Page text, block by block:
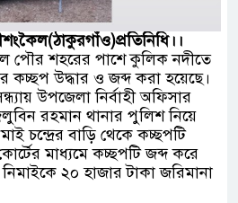
ফরিদগঞ্জে অহিংস
পৌর শহরের পাশে কুলিক নদীতে
কচ্ছপ উদ্ধার ও জব্দ করা হয়েছে।
উপজেলা নির্বাহী অফিসার
রহমান থানার পুলিশ নিয়ে
চন্দ্রের বাড়ি থেকে কচ্ছপটি
মাধ্যমে কচ্ছপটি জব্দ করে
২০ হাজার টাকা জরিমানা